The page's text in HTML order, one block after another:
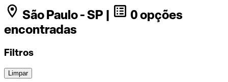
São Paulo - SP |
0 opções
encontradas
Filtros
Limpar